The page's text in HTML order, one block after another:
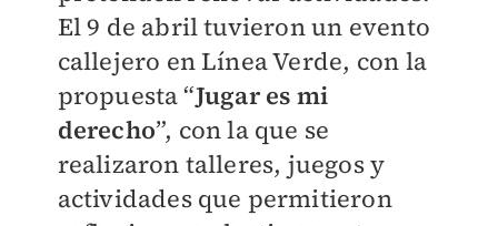
El 9 de abril tuvieron un evento
callejero en Línea Verde, con la
propuesta “Jugar es mi
derecho”, con la que se
realizaron talleres, juegos y
actividades que permitieron